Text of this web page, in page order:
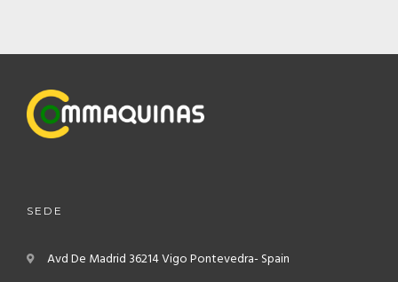
SEDE
Avd De Madrid 36214 VigoPontevedra- Spain